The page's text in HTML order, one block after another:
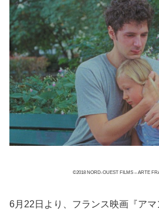
©2018 NORD-OUEST FILMS – ARTE
6月22日より、フランス映画『ア